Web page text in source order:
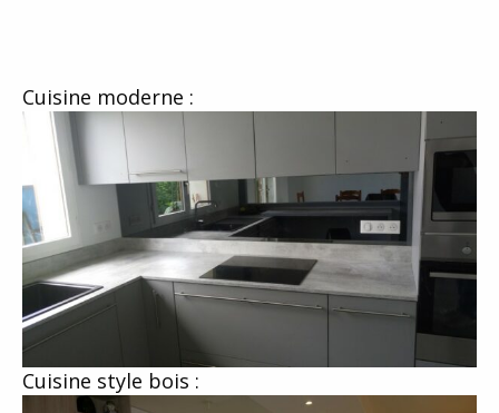
Cuisine moderne :
Cuisine style bois :